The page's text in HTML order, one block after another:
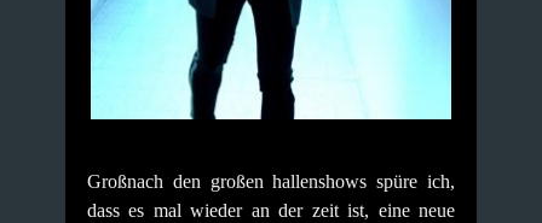
Großnach den großen hallenshows spüre ich,
dass es mal wieder an der zeit ist, eine neue